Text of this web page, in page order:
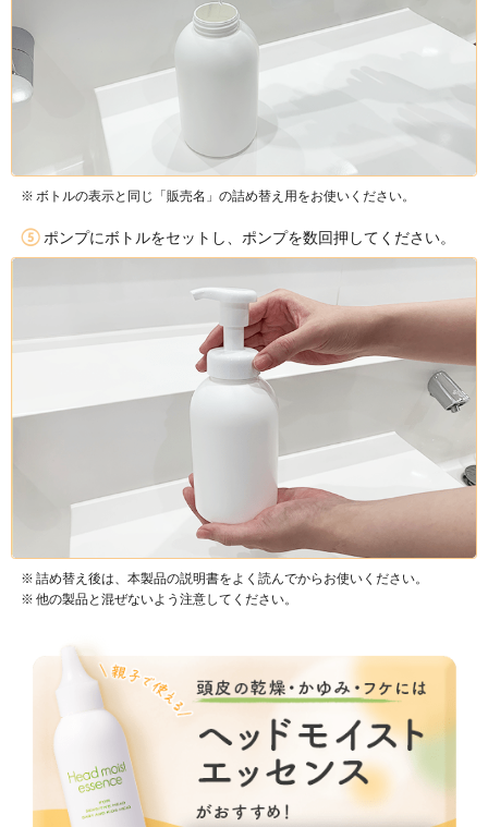
緑茶エキス
キッズのあたま事情は
運動量が多く、汗や汚れで臭く
皮は乾燥しがちです。また、
外線を多く浴びてパサつきがち